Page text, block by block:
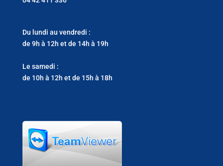
Du lundi au vendredi :
de 9h à 12h et de 14h à 19h
Le samedi :
de 10h à 12h et de 15h à 18h